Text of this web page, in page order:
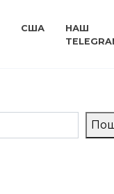
США
НАШ